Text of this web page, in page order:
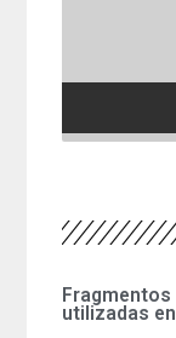
Fragmentos
utilizadas